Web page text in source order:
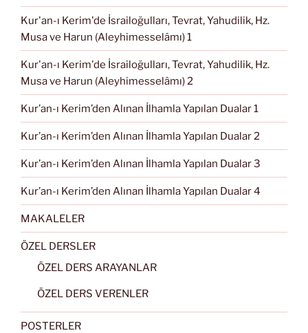
Kur'an-ı Kerim'de İsrailoğulları, Tevrat, Yahudilik, Hz.
Musa ve Harun (Aleyhimesselâmı) 1
Kur'an-ı Kerim'de İsrailoğulları, Tevrat, Yahudilik, Hz.
Musa ve Harun (Aleyhimesselâmı) 2
Kur’an-ı Kerim’den Alınan İlhamla Yapılan Dualar 1
Kur’an-ı Kerim’den Alınan İlhamla Yapılan Dualar 2
Kur’an-ı Kerim’den Alınan İlhamla Yapılan Dualar 3
Kur’an-ı Kerim’den Alınan İlhamla Yapılan Dualar 4
MAKALELER
ÖZEL DERSLER
ÖZEL DERS ARAYANLAR
ÖZEL DERS VERENLER
POSTERLER